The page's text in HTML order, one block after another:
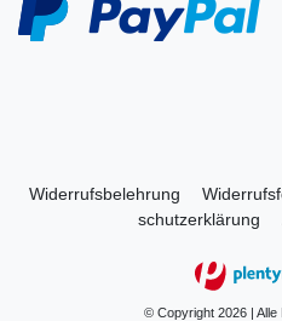
Widerrufs­belehrung
schutz­erklärung
© Copyright 2026 | Alle